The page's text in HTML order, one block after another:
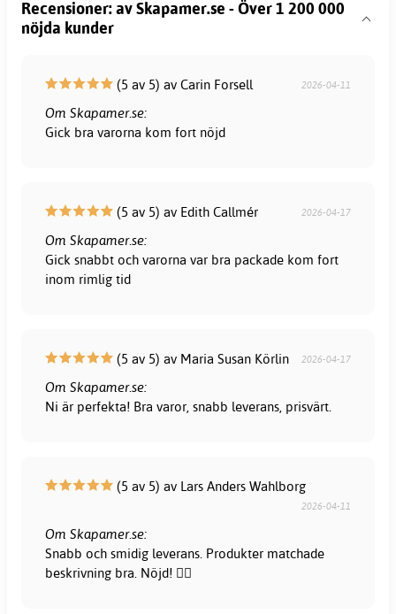
Recensioner: av Skapamer.se - Över 1 200 000
nöjda kunder
(5 av 5) av Carin Forsell 2026-04-11
Om Skapamer.se:
Gick bra varorna kom fort nöjd
(5 av 5) av Edith Callmér 2026-04-17
Om Skapamer.se:
Gick snabbt och varorna var bra packade kom fort
inom rimlig tid
(5 av 5) av Maria Susan Körlin 2026-04-17
Om Skapamer.se:
Ni är perfekta! Bra varor, snabb leverans, prisvärt.
(5 av 5) av Lars Anders Wahlborg
2026-04-11
Om Skapamer.se:
Snabb och smidig leverans. Produkter matchade
beskrivning bra. Nöjd! 👍🏻